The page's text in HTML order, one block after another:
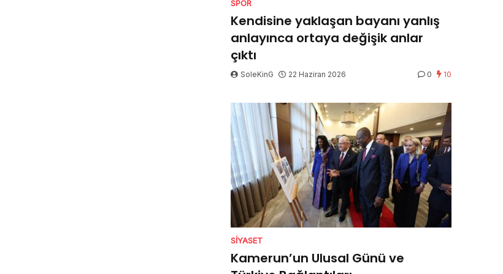
SPOR
Kendisine yaklaşan bayanı yanlış
anlayınca ortaya değişik anlar
çıktı
SoleKinG 22 Haziran 2026 0 10
SIYASET
Kamerun’un Ulusal Günü ve